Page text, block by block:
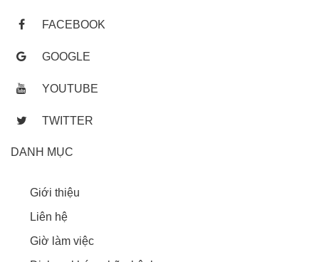
FACEBOOK
GOOGLE
YOUTUBE
TWITTER
DANH MỤC
Giới thiệu
Liên hệ
Giờ làm việc